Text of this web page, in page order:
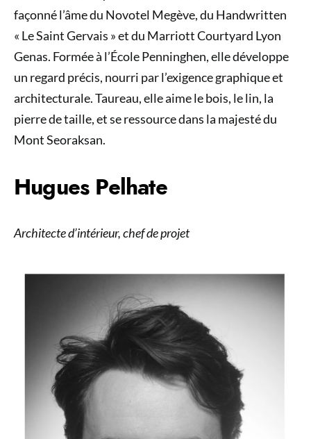
façonné l’âme du Novotel Megève, du Handwritten
« Le Saint Gervais » et du Marriott Courtyard Lyon
Genas. Formée à l’École Penninghen, elle développe
un regard précis, nourri par l’exigence graphique et
architecturale. Taureau, elle aime le bois, le lin, la
pierre de taille, et se ressource dans la majesté du
Mont Seoraksan.
Hugues Pelhate
Architecte d’intérieur, chef de projet